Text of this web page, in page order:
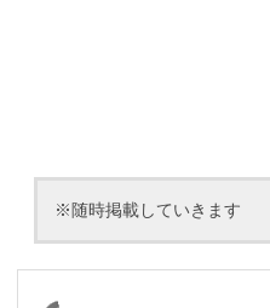
※随時掲載していきます